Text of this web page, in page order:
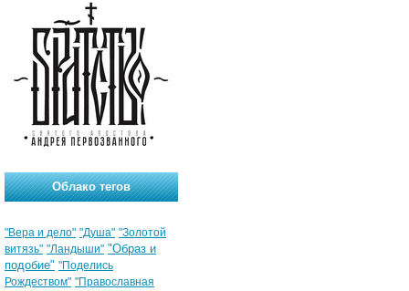
Облако тегов
"Вера и дело" "Душа" "Золотой
витязь" "Ландыши" "Образ и
подобие" "Поделись
Рождеством" "Православная